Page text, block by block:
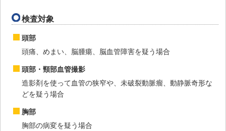
検査対象
頭部
頭痛、めまい、脳腫瘍、脳血管障害を疑う場合
頭部・頸部血管撮影
造影剤を使って血管の狭窄や、未破裂動脈瘤、動静脈奇形な
どを疑う場合
胸部
胸部の病変を疑う場合